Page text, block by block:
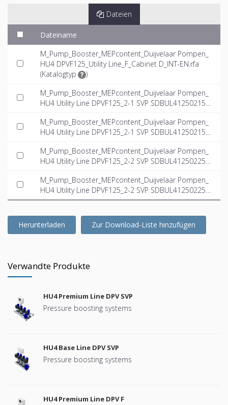
Dateien
Dateiname
M_Pump_Booster_MEPcontent_Duijvelaar Pompen_
HU4 DPVF125_Utility Line_F_Cabinet D_INT-EN.rfa
(Katalogtyp
)
M_Pump_Booster_MEPcontent_Duijvelaar Pompen_
HU4 Utility Line DPVF125_2-1 SVP SDBUL41250215F
M_Pump_Booster_MEPcontent_Duijvelaar Pompen_
HU4 Utility Line DPVF125_2-1 SVP SDBUL41250215F
M_Pump_Booster_MEPcontent_Duijvelaar Pompen_
HU4 Utility Line DPVF125_2-2 SVP SDBUL41250225F
M_Pump_Booster_MEPcontent_Duijvelaar Pompen_
HU4 Utility Line DPVF125_2-2 SVP SDBUL41250225F
MD_INT-EN.ifc
Herunterladen Zur Download-Liste hinzufügen
Verwandte Produkte
HU4 Premium Line DPV SVP
Pressure boosting systems
HU4 Base Line DPV SVP
Pressure boosting systems
HU4 Premium Line DPV F